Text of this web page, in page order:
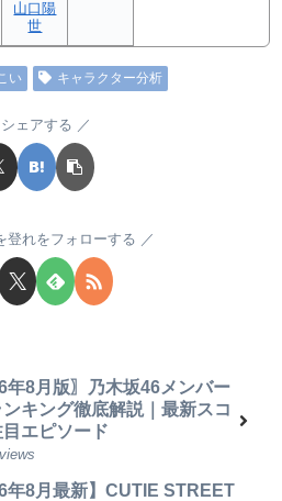
山口陽
世
い キャラクター分析
シェアする
登れをフォローする
年8月版〗乃木坂46メンバー
ンキング徹底解説｜最新スコ
エピソード
年8月最新】CUTIE STREET